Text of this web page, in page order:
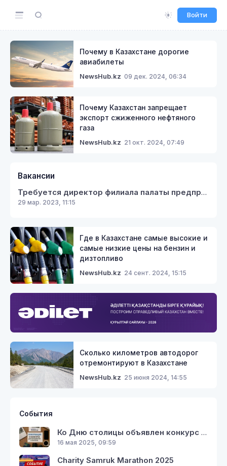
Войти
Почему в Казахстане дорогие
авиабилеты
NewsHub.kz 09 дек. 2024, 06:34
Почему Казахстан запрещает
экспорт сжиженного нефтяного
газа
NewsHub.kz 21 окт. 2024, 07:49
Вакансии
Требуется директор филиала палаты предпринимателей Кербулакского района
29 мар. 2023, 11:15
Где в Казахстане самые высокие и
самые низкие цены на бензин и
дизтопливо
NewsHub.kz 24 сент. 2024, 15:15
Сколько километров автодорог
отремонтируют в Казахстане
NewsHub.kz 25 июня 2024, 14:55
События
Ко Дню столицы объявлен конкурс среди представителей СМИ «Таза Қазақстан – Таза Астана»
16 мая 2025, 09:59
Charity Samruk Marathon 2025